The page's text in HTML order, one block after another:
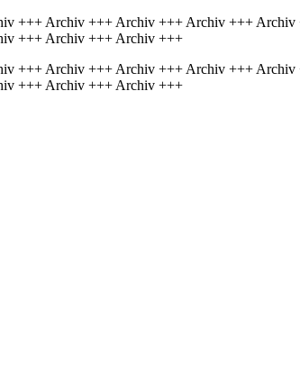
+++ Archiv +++ Archiv +++ Archiv +++
+++ Archiv +++ Archiv +++
+++ Archiv +++ Archiv +++ Archiv +++
+++ Archiv +++ Archiv +++